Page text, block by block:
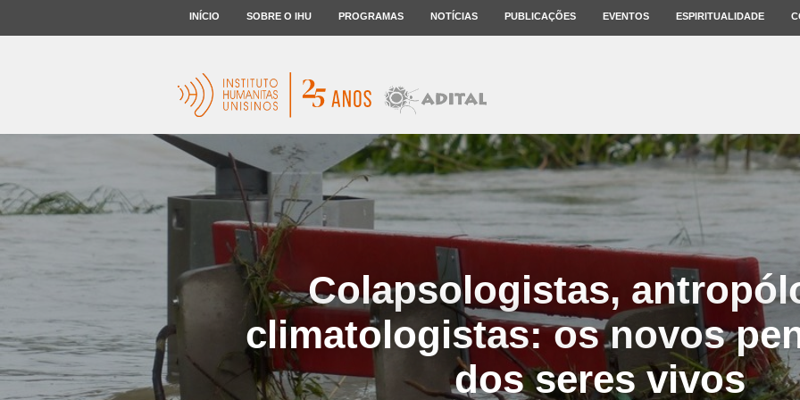
INÍCIO SOBRE O IHU PROGRAMAS NOTÍCIAS PUBLICAÇÕES EVENTOS ESPIRITUALIDADE
Colapsologistas,
climatologistas: os novos
dos seres vivos